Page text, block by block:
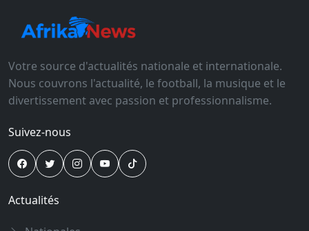
Votre source d'actualités nationale et internationale.
Nous couvrons l'actualité, le football, la musique et le
divertissement avec passion et professionnalisme.
Suivez-nous
Actualités